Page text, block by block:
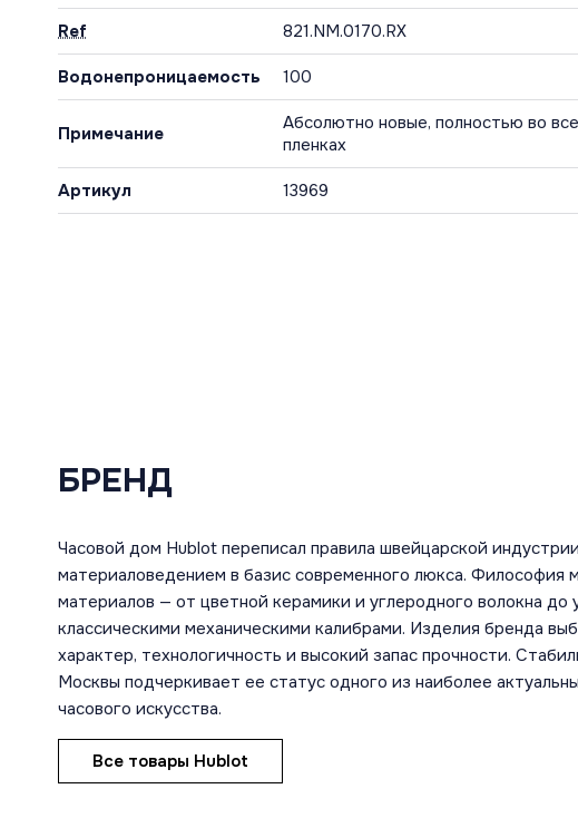
Ref 821.NM.0170.RX
Водонепроницаемость 100
Примечание
Абсолютно новые, полностью во
пленках
Артикул 13969
БРЕНД
Часовой дом Hublot переписал правила швейцарской
материаловедением в базис современного люкса. Философия
материалов — от цветной керамики и углеродного волокна до
классическими механическими калибрами. Изделия бренда
характер, технологичность и высокий запас прочности.
Москвы подчеркивает ее статус одного из наиболее
часового искусства.
Все товары Hublot